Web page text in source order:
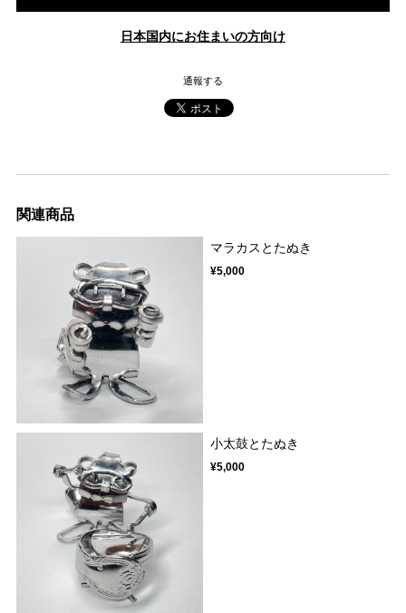
日本国内にお住まいの方向け
通報する
関連商品
マラカスとたぬき
¥5,000
小太鼓とたぬき
¥5,000